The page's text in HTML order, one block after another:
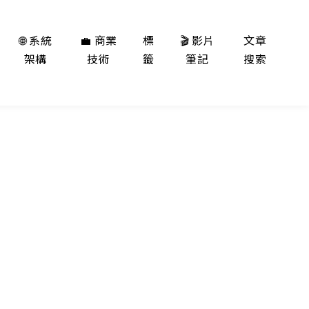
🌐 系統
架構
💼 商業
技術
標
籤
🎬 影片
筆記
文章
搜索